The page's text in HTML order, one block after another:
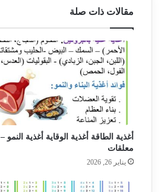
مقالات ذات صلة
أغذية الطاقة أغذية الوقاية أغذية النمو –
معلقات
يناير 26, 2026